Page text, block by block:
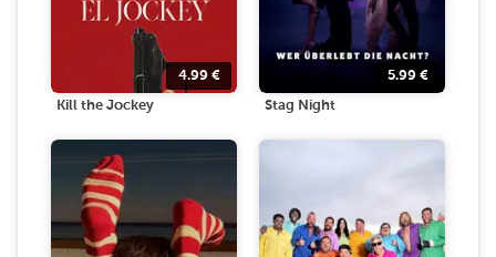
4.99 €
Kill the Jockey
5.99 €
Stag Night